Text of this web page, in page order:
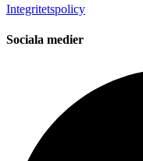
Integritetspolicy
Sociala medier